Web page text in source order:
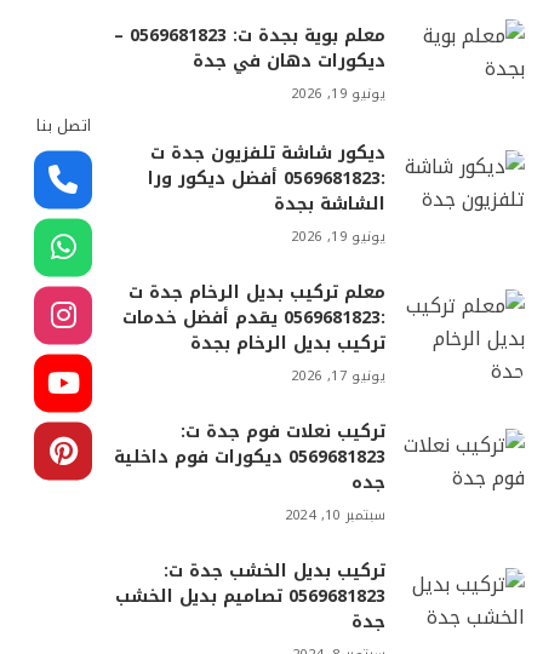
معلم بوية بجدة ت: 0569681823 –
ديكورات دهان في جدة
يونيو 19, 2026
ديكور شاشة تلفزيون جدة ت
:0569681823 أفضل ديكور ورا
الشاشة بجدة
يونيو 19, 2026
معلم تركيب بديل الرخام جدة ت
:0569681823 يقدم أفضل خدمات
تركيب بديل الرخام بجدة
يونيو 17, 2026
تركيب نعلات فوم جدة ت:
0569681823 ديكورات فوم داخلية
جده
سبتمبر 10, 2024
تركيب بديل الخشب جدة ت:
0569681823 تصاميم بديل الخشب
جدة
اتصل بنا